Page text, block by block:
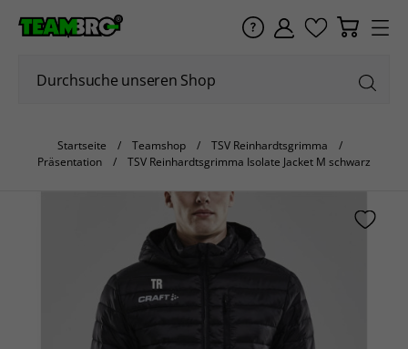
Startseite Teamshop
TSV Reinhardtsgrimma
Präsentation
TSV Reinhardtsgrimma Isolate Jacket M schwarz